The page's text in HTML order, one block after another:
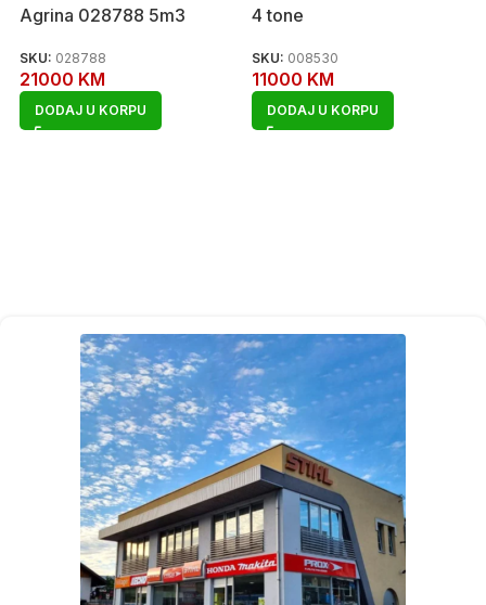
Agrina 028788 5m3
SKU: 028788
21000 KM
DODAJ U KORPU
4 tone
SKU: 008530
11000 KM
DODAJ U KORPU